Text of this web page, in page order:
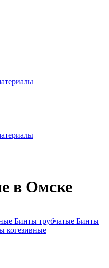
в Омске
Бинты трубчатые Бинты
когезивные